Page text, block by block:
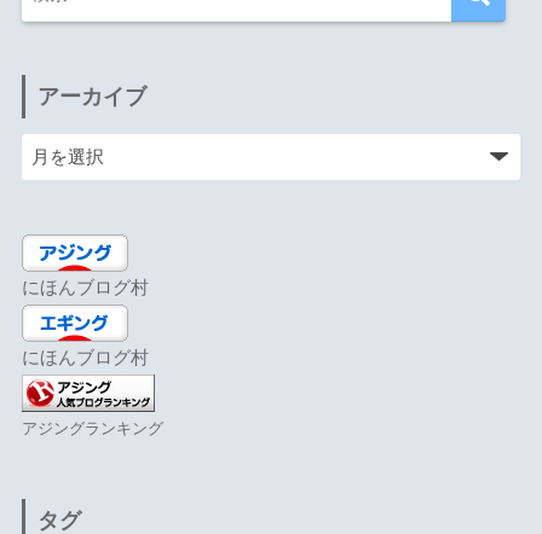
アーカイブ
にほんブログ村
にほんブログ村
アジングランキング
タグ